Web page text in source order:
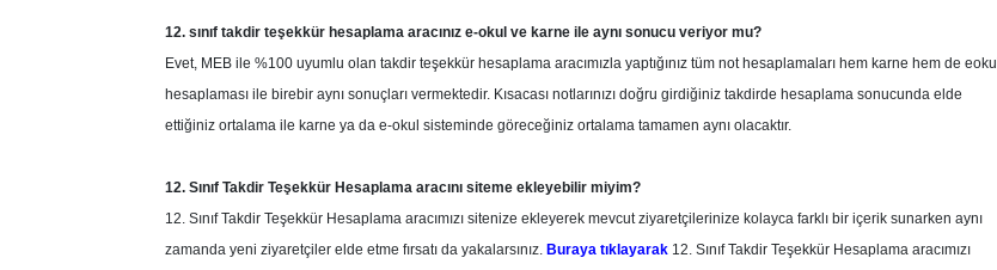
12. sınıf takdir teşekkür hesaplama aracınız e-okul ve karne ile aynı sonucu veriyor mu?
Evet, MEB ile %100 uyumlu olan takdir teşekkür hesaplama aracımızla yaptığınız tüm not hesaplamaları hem karne hem de eokul
hesaplaması ile birebir aynı sonuçları vermektedir. Kısacası notlarınızı doğru girdiğiniz takdirde hesaplama sonucunda elde
ettiğiniz ortalama ile karne ya da e-okul sisteminde göreceğiniz ortalama tamamen aynı olacaktır.
12. Sınıf Takdir Teşekkür Hesaplama aracını siteme ekleyebilir miyim?
12. Sınıf Takdir Teşekkür Hesaplama aracımızı sitenize ekleyerek mevcut ziyaretçilerinize kolayca farklı bir içerik sunarken aynı
zamanda yeni ziyaretçiler elde etme fırsatı da yakalarsınız. Buraya tıklayarak 12. Sınıf Takdir Teşekkür Hesaplama aracımızı